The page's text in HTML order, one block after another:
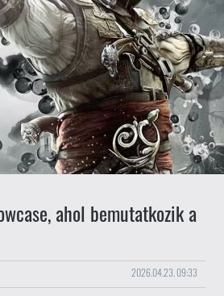
ahol bemutatkozik a
2026.04.23. 09:33